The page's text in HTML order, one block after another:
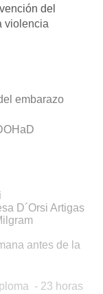
del
violencia
embarazo
D´Orsi Artigas
antes de la
- 23 horas